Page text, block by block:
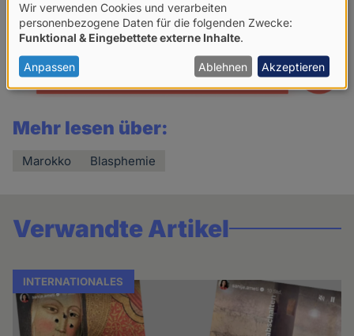
Mehr lesen über:
Marokko Blasphemie
Verwandte Artikel
INTERNATIONALES
Verwendung
von
personenbezogenen
Daten
Cookies
Wir verwenden Cookies und verarbeiten
personenbezogene Daten für die folgenden Zwecke:
Funktional & Eingebettete externe Inhalte.
Anpassen Ablehnen Akzeptieren